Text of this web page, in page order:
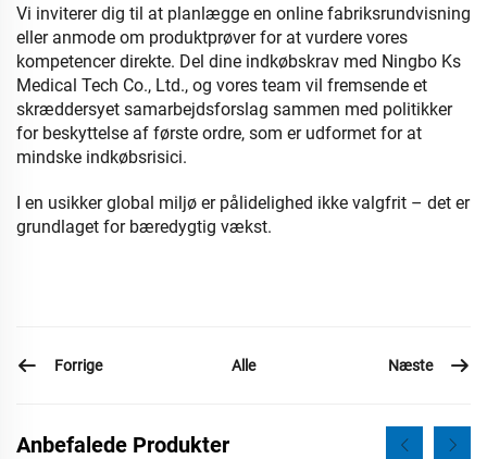
Vi inviterer dig til at planlægge en online fabriksrundvisning
eller anmode om produktprøver for at vurdere vores
kompetencer direkte. Del dine indkøbskrav med Ningbo Ks
Medical Tech Co., Ltd., og vores team vil fremsende et
skræddersyet samarbejdsforslag sammen med politikker
for beskyttelse af første ordre, som er udformet for at
mindske indkøbsrisici.
I en usikker global miljø er pålidelighed ikke valgfrit – det er
grundlaget for bæredygtig vækst.
Forrige Alle Næste
Anbefalede Produkter